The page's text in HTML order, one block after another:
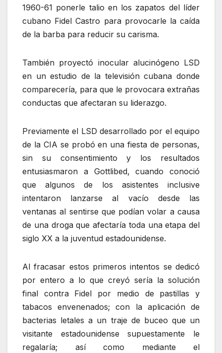
1960-61 ponerle talio en los zapatos del líder
cubano Fidel Castro para provocarle la caída
de la barba para reducir su carisma.
También proyectó inocular alucinógeno LSD
en un estudio de la televisión cubana donde
comparecería, para que le provocara extrañas
conductas que afectaran su liderazgo.
Previamente el LSD desarrollado por el equipo
de la CIA se probó en una fiesta de personas,
sin su consentimiento y los resultados
entusiasmaron a Gottlibed, cuando conoció
que algunos de los asistentes inclusive
intentaron lanzarse al vacío desde las
ventanas al sentirse que podían volar a causa
de una droga que afectaría toda una etapa del
siglo XX a la juventud estadounidense.
Al fracasar estos primeros intentos se dedicó
por entero a lo que creyó sería la solución
final contra Fidel por medio de pastillas y
tabacos envenenados; con la aplicación de
bacterias letales a un traje de buceo que un
visitante estadounidense supuestamente le
regalaría; así como mediante el